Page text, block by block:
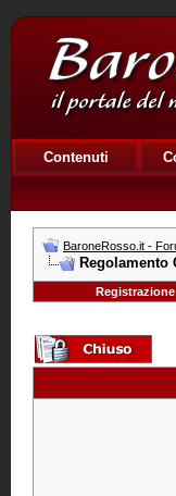
Contenuti
BaroneRosso.it -
Regolamento
Registrazione